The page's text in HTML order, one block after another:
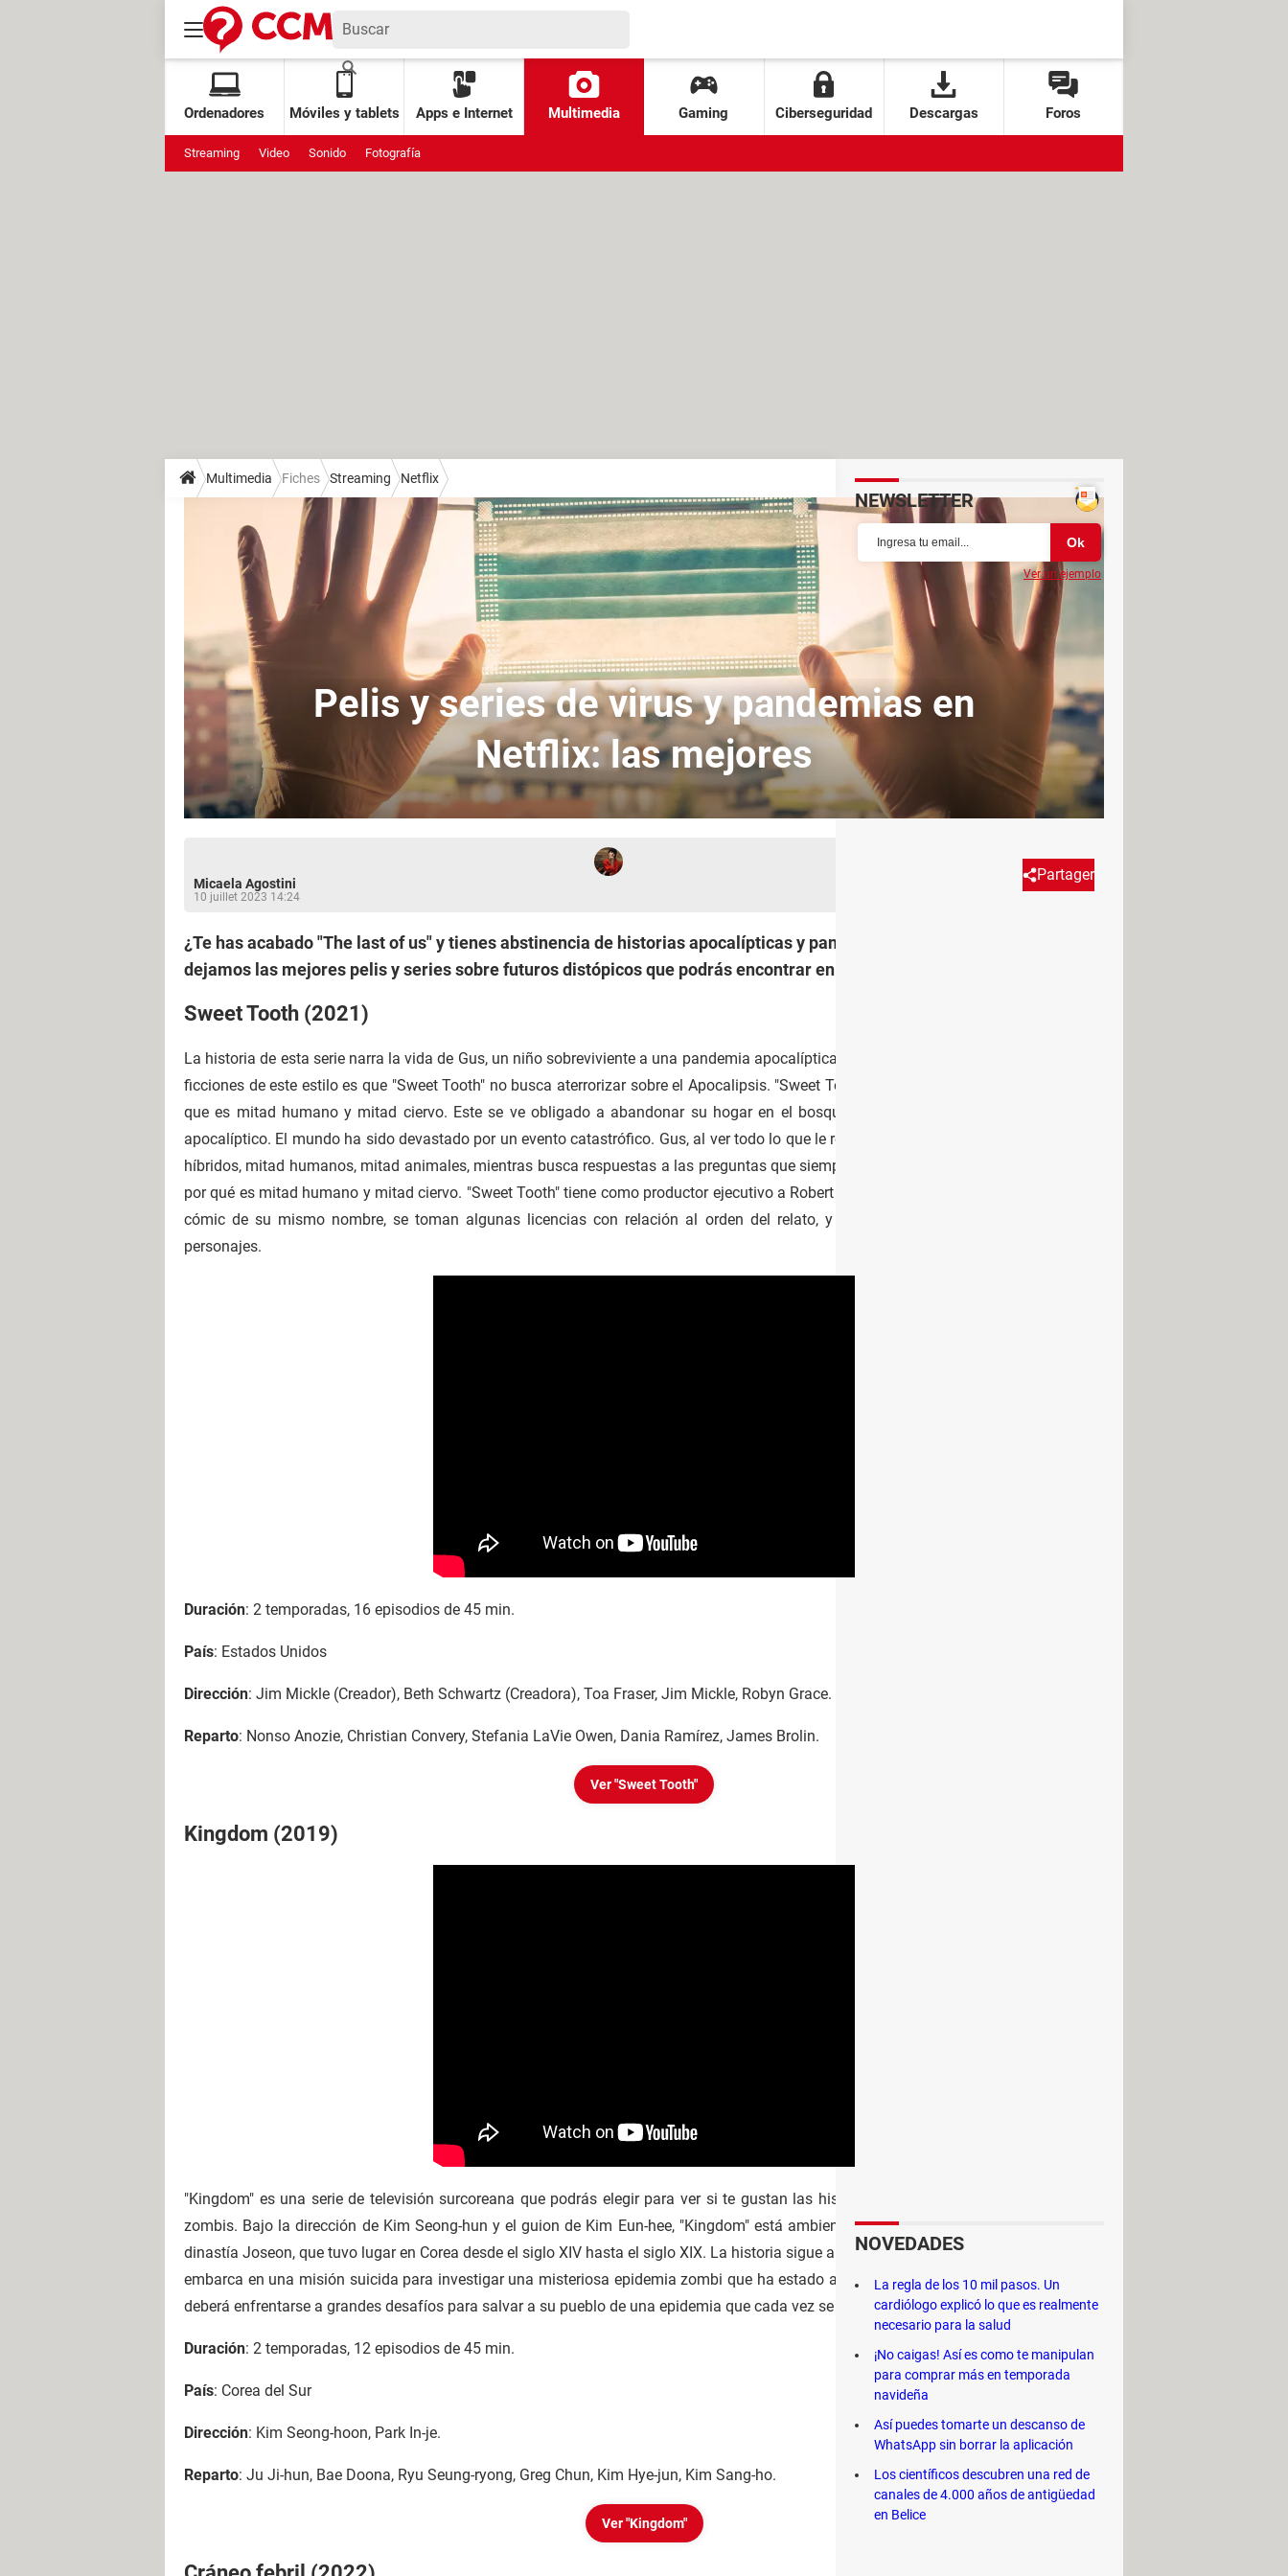
Ordenadores Móviles y tablets Apps e Internet Multimedia Gaming Ciberseguridad Descargas Foros
Streaming Video Sonido Fotografía
Multimedia Fiches Streaming Netflix
Pelis y series de virus y pandemias en
Netflix: las mejores
Micaela Agostini
10 juillet 2023 14:24
Partager
¿Te has acabado "The last of us" y tienes abstinencia de historias apocalípticas y pandemia? No te preocupes, aquí te
dejamos las mejores pelis y series sobre futuros distópicos que podrás encontrar en Netflix.
Sweet Tooth (2021)
La historia de esta serie narra la vida de Gus, un niño sobreviviente a una pandemia apocalíptica. Pero lo novedoso con respecto a otras
ficciones de este estilo es que "Sweet Tooth" no busca aterrorizar sobre el Apocalipsis. "Sweet Tooth"
que es mitad humano y mitad ciervo. Este se ve obligado a abandonar su hogar en el bosque y se encuentra con un mundo post-
apocalíptico. El mundo ha sido devastado por un evento catastrófico. Gus, al ver todo lo que le rodea, se une a una familia de humanos
híbridos, mitad humanos, mitad animales, mientras busca respuestas a las preguntas que siempre se ha hecho sobre sus orígenes y de
por qué es mitad humano y mitad ciervo. "Sweet Tooth" tiene como productor ejecutivo a Robert Downey Jr. y aunque está basada en el
cómic de su mismo nombre, se toman algunas licencias con relación al orden del relato, y la existencia o no de algunos de sus
personajes.
Duración: 2 temporadas, 16 episodios de 45 min.
País: Estados Unidos
Dirección: Jim Mickle (Creador), Beth Schwartz (Creadora), Toa Fraser, Jim Mickle, Robyn Grace.
Reparto: Nonso Anozie, Christian Convery, Stefania LaVie Owen, Dania Ramírez, James Brolin.
Ver "Sweet Tooth"
Kingdom (2019)
"Kingdom" es una serie de televisión surcoreana que podrás elegir para ver si te gustan las historias que combinan la acción con los
zombis. Bajo la dirección de Kim Seong-hun y el guion de Kim Eun-hee, "Kingdom" está ambientada 600 años atrás, en la época de la
dinastía Joseon, que tuvo lugar en Corea desde el siglo XIV hasta el siglo XIX. La historia sigue al príncipe heredero Lee Chang, el cual se
embarca en una misión suicida para investigar una misteriosa epidemia zombi que ha estado azotando al país. Este príncipe entonces
deberá enfrentarse a grandes desafíos para salvar a su pueblo de una epidemia que cada vez se extiende más.
Duración: 2 temporadas, 12 episodios de 45 min.
País: Corea del Sur
Dirección: Kim Seong-hoon, Park In-je.
Reparto: Ju Ji-hun, Bae Doona, Ryu Seung-ryong, Greg Chun, Kim Hye-jun, Kim Sang-ho.
Ver "Kingdom"
NEWSLETTER
Ver un ejemplo
NOVEDADES
La regla de los 10 mil pasos. Un
cardiólogo explicó lo que es realmente
necesario para la salud
¡No caigas! Así es como te manipulan
para comprar más en temporada
navideña
Así puedes tomarte un descanso de
WhatsApp sin borrar la aplicación
Los científicos descubren una red de
canales de 4.000 años de antigüedad
en Belice